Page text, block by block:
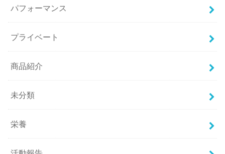
パフォーマンス
プライベート
商品紹介
未分類
栄養